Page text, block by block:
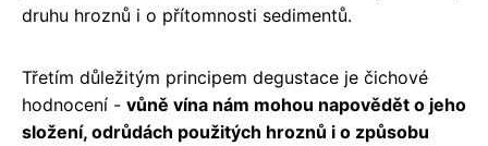
druhu hroznů i o přítomnosti sedimentů.
Třetím důležitým principem degustace je čichové
hodnocení - vůně vína nám mohou napovědět o jeho
složení, odrůdách použitých hroznů i o způsobu